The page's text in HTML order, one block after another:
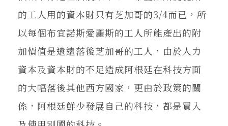
的工人用的資本財只有芝加哥的3/4而已，所
以每個布宜諾斯愛麗斯的工人所能產出的附
加價值是遠遠落後芝加哥的工人，由於人力
資本及資本財的不足造成阿根廷在科技方面
的大幅落後其他西方國家，更由於政策的關
係，阿根廷鮮少發展自己的科技，都是買入